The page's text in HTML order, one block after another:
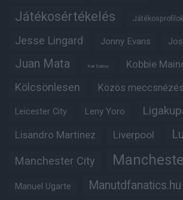
Játékosértékelés Játékosprofilok
Jesse Lingard Jonny Evans
Juan Mata Karl Darlow Kobbie
Kölcsönlesen Közös
Leicester City Leny Yoro
Lisandro Martinez Liverpool
Manchester City
Manuel Ugarte Manutdfanatics.hu